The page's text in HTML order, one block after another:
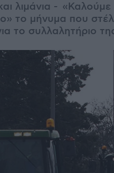
λιμάνια - «Καλούμε
το μήνυμα που
το συλλαλητήριο